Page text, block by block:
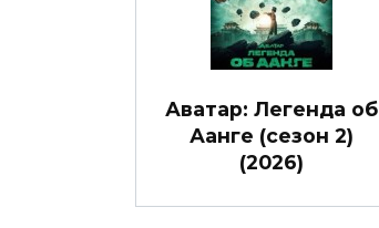
Аватар: Легенда об
Аанге (сезон 2)
(2026)